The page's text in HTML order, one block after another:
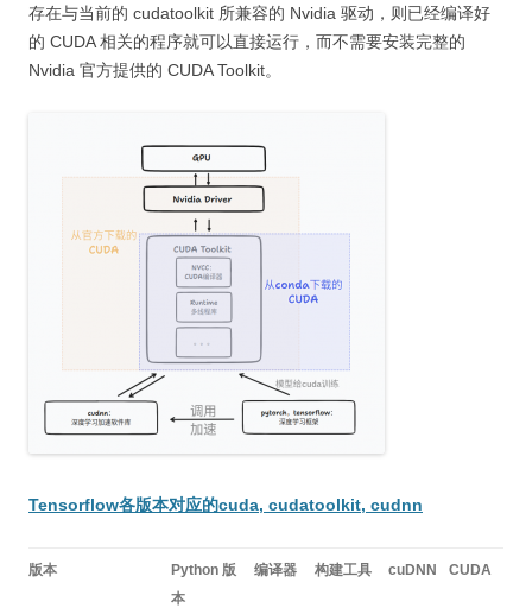
存在与当前的 cudatoolkit 所兼容的 Nvidia 驱动，则已经编译好
的 CUDA 相关的程序就可以直接运行，而不需要安装完整的
Nvidia 官方提供的 CUDA Toolkit。
Tensorflow各版本对应的cuda, cudatoolkit, cudnn
版本
Python 版
本
编译器 构建工具 cuDNN CUDA